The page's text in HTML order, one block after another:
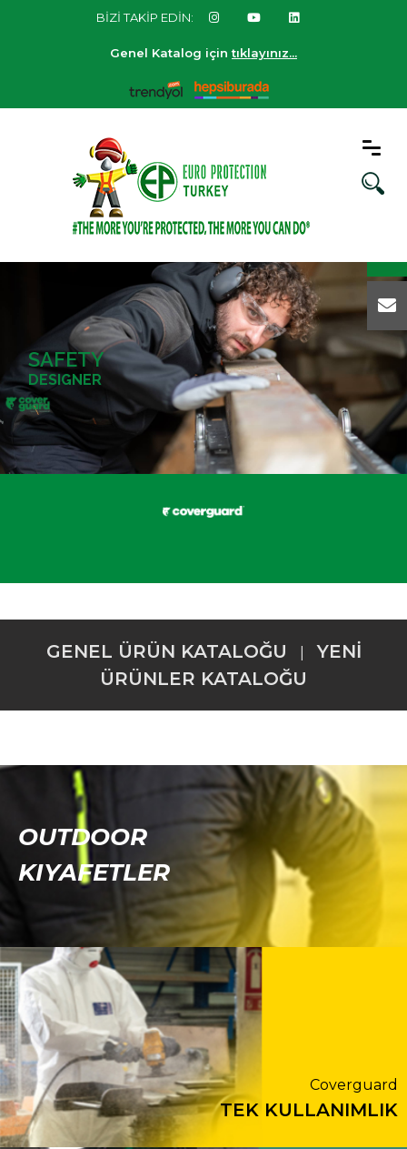
BİZİ TAKİP EDİN:
Genel Katalog içintıklayınız...
SAFETY
DESIGNER
GENEL ÜRÜN KATALOĞU
YENİ
ÜRÜNLER KATALOĞU
OUTDOOR
KIYAFETLER
Coverguard
TEK KULLANIMLIK